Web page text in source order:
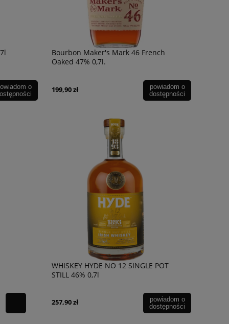
o
Bourbon Maker's Mark 46 French
Oaked 47% 0,7l.
199,90 zł
powiadom o
dostępności
WHISKEY HYDE NO 12 SINGLE POT
STILL 46% 0,7l
257,90 zł
powiadom o
dostępności